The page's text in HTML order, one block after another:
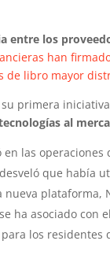
entre los
han
de libro mayor
su primera
al
las
que había
nueva plataforma,
ha asociado
los